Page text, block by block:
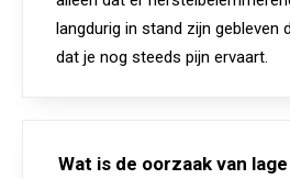
langdurig in stand zijn gebleven
dat je nog steeds pijn ervaart.
Wat is de oorzaak van